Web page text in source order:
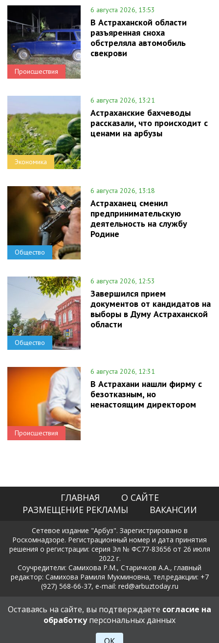
Происшествия
6 августа 2026, 13:53
В Астраханской области
разъяренная сноха
обстреляла автомобиль
свекрови
Экономика
6 августа 2026, 13:21
Астраханские бахчеводы
рассказали, что происходит с
ценами на арбузы
Общество
6 августа 2026, 13:18
Астраханец сменил
предпринимательскую
деятельность на службу
Родине
Общество
6 августа 2026, 12:53
Завершился прием
документов от кандидатов на
выборы в Думу Астраханской
области
Происшествия
6 августа 2026, 12:31
В Астрахани нашли фирму с
безотказным, но
ненастоящим директором
ГЛАВНАЯ
О САЙТЕ
РАЗМЕЩЕНИЕ РЕКЛАМЫ
ВАКАНСИИ
Сетевое издание "Арбуз". Зарегистрировано в
Роскомнадзоре. Регистрационный номер и дата принятия
решения о регистрации: серия Эл № ФС77-83656 от 26 июля
2022 г.
Соучредители: Самихова Р.М., Старичков А.А., главный
редактор: Самихова Рамиля Мукминовна, тел.редакции: +7
(927) 568-66-37, e-mail: red@arbuztoday.ru
Политика в отношении обработки и защиты персональных
данных
18+
Оставаясь на сайте, вы подтверждаете согласие на
обработкуперсональных данных